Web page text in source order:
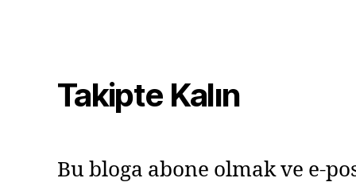
Takipte Kalın
Bu bloga abone olmak ve e-